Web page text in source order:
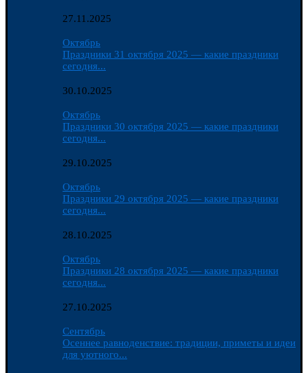
27.11.2025
Октябрь
Праздники 31 октября 2025 — какие праздники
сегодня...
30.10.2025
Октябрь
Праздники 30 октября 2025 — какие праздники
сегодня...
29.10.2025
Октябрь
Праздники 29 октября 2025 — какие праздники
сегодня...
28.10.2025
Октябрь
Праздники 28 октября 2025 — какие праздники
сегодня...
27.10.2025
Сентябрь
Осеннее равноденствие: традиции, приметы и идеи
для уютного...